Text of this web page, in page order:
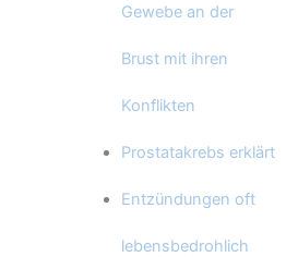
Gewebe an der
Brust mit ihren
Konflikten
Prostatakrebs erklärt
Entzündungen oft
lebensbedrohlich